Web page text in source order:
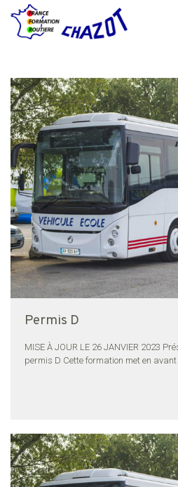
Permis D
MISE À JOUR LE 26 JANVIER 2023
permis D Cette formation met en